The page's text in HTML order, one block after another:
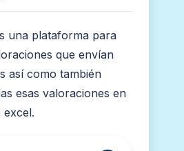
una plataforma para
que envían
así como también
esas valoraciones en
excel.